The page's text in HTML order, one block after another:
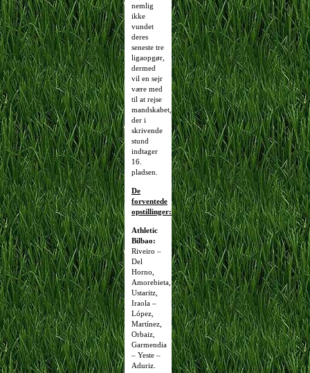
nemlig
ikke
vundet
deres
seneste tre
ligaopgør,
dermed
vil en sejr
være med
til at rejse
mandskabet,
der i
skrivende
stund
indtager
16.
pladsen.
De
forventede
opstillinger:
Athletic
Bilbao:
Riveiro –
Del
Horno,
Amorebieta,
Ustaritz,
Iraola –
López,
Martínez,
Orbaiz,
Garmendia
– Yeste –
Aduriz.